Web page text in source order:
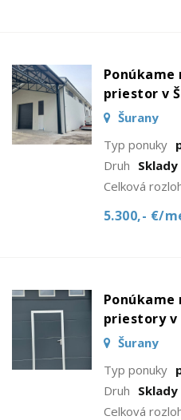
priestor v
Šurany
Typ ponuky
Druh
Celková
5.300,- €/
Ponúkame
priestory v
Šurany
Typ ponuky
Druh
Celková